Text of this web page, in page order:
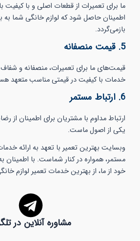
ما برای تعمیرات از قطعات اصلی و با کیفیت
اطمینان حاصل شود که لوازم خانگی شما به
بازمی‌گردد.
5. قیمت منصفانه
قیمت‌های ما برای تعمیرات، منصفانه و
خدمات با کیفیت در قیمتی مناسب متعهد
6. ارتباط مستمر
ارتباط مداوم با مشتریان برای اطمینان از
یکی از اصول ماست.
وبسایت بهترین تعمیر با تعهد به ارائه
مستمر، همواره در کنار شماست. با اطمینان
خود از ما، از بهترین خدمات تعمیر لوازم
مشاوره آنلاین در